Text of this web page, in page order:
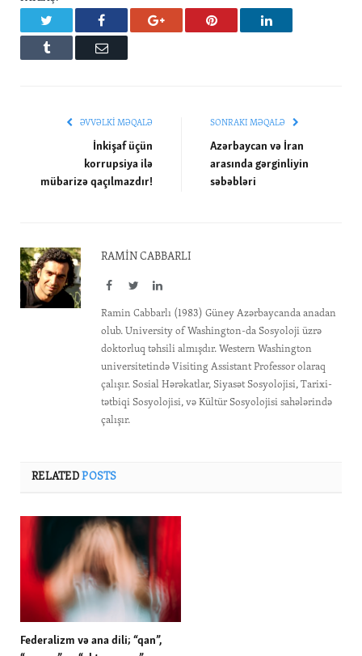
Facebook Google+ Pinterest LinkedIn
Tumblr Email
ƏVVƏLKI MƏQALƏ
İnkişaf üçün
korrupsiya ilə
mübarizə qaçılmazdır!
SONRAKI MƏQALƏ
Azərbaycan və İran
arasında gərginliyin
səbəbləri
RAMIN CABBARLI
Facebook
TwitterLinkedIn
Ramin Cabbarlı (1983) Güney Azərbaycanda anadan
olub. University of Washington-da Sosyoloji üzrə
doktorluq təhsili almışdır. Western Washington
universitetində Visiting Assistant Professor olaraq
çalışır. Sosial Hərəkatlar, Siyasət Sosyolojisi, Tarixi-
tətbiqi Sosyolojisi, və Kültür Sosyolojisi sahələrində
çalışır.
RELATEDPOSTS
Federalizm və ana dili; “qan”,